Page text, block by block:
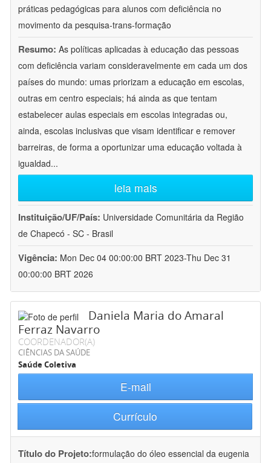
práticas pedagógicas para alunos com deficiência no
movimento da pesquisa-trans-formação
Resumo: As políticas aplicadas à educação das pessoas
com deficiência variam consideravelmente em cada um dos
países do mundo: umas priorizam a educação em escolas,
outras em centro especiais; há ainda as que tentam
estabelecer aulas especiais em escolas integradas ou,
ainda, escolas inclusivas que visam identificar e remover
barreiras, de forma a oportunizar uma educação voltada à
igualdad...
leia mais
Instituição/UF/País: Universidade Comunitária da Região
de Chapecó - SC - Brasil
Vigência: Mon Dec 04 00:00:00 BRT 2023-Thu Dec 31
00:00:00 BRT 2026
Daniela Maria do Amaral
Ferraz Navarro
COORDENADOR(A)
CIÊNCIAS DA SAÚDE
Saúde Coletiva
E-mail
Currículo
Título do Projeto:formulação do óleo essencial da eugenia